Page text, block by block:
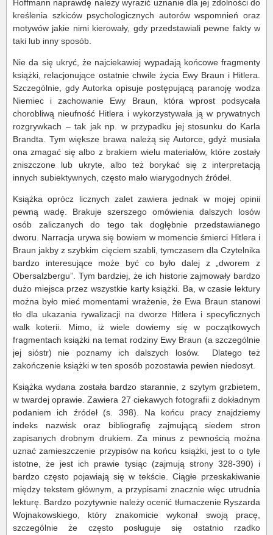
Hoffmann naprawdę należy wyrazić uznanie dla jej zdolności do
kreślenia szkiców psychologicznych autorów wspomnień oraz
motywów jakie nimi kierowały, gdy przedstawiali pewne fakty w
taki lub inny sposób.
Nie da się ukryć, że najciekawiej wypadają końcowe fragmenty
książki, relacjonujące ostatnie chwile życia Ewy Braun i Hitlera.
Szczególnie, gdy Autorka opisuje postępującą paranoję wodza
Niemiec i zachowanie Ewy Braun, która wprost podsycała
chorobliwą nieufność Hitlera i wykorzystywała ją w prywatnych
rozgrywkach – tak jak np. w przypadku jej stosunku do Karla
Brandta. Tym większe brawa należą się Autorce, gdyż musiała
ona zmagać się albo z brakiem wielu materiałów, które zostały
zniszczone lub ukryte, albo też borykać się z interpretacją
innych subiektywnych, często mało wiarygodnych źródeł.
Książka oprócz licznych zalet zawiera jednak w mojej opinii
pewną wadę. Brakuje szerszego omówienia dalszych losów
osób zaliczanych do tego tak dogłębnie przedstawianego
dworu. Narracja urywa się bowiem w momencie śmierci Hitlera i
Braun jakby z szybkim cięciem szabli, tymczasem dla Czytelnika
bardzo interesujące może być co było dalej z „dworem z
Obersalzbergu”. Tym bardziej, że ich historie zajmowały bardzo
dużo miejsca przez wszystkie karty książki. Ba, w czasie lektury
można było mieć momentami wrażenie, że Ewa Braun stanowi
tło dla ukazania rywalizacji na dworze Hitlera i specyficznych
walk koterii. Mimo, iż wiele dowiemy się w początkowych
fragmentach książki na temat rodziny Ewy Braun (a szczególnie
jej sióstr) nie poznamy ich dalszych losów. Dlatego też
zakończenie książki w ten sposób pozostawia pewien niedosyt.
Książka wydana została bardzo starannie, z szytym grzbietem,
w twardej oprawie. Zawiera 27 ciekawych fotografii z dokładnym
podaniem ich źródeł (s. 398). Na końcu pracy znajdziemy
indeks nazwisk oraz bibliografię zajmującą siedem stron
zapisanych drobnym drukiem. Za minus z pewnością można
uznać zamieszczenie przypisów na końcu książki, jest to o tyle
istotne, że jest ich prawie tysiąc (zajmują strony 328-390) i
bardzo często pojawiają się w tekście. Ciągłe przeskakiwanie
między tekstem głównym, a przypisami znacznie więc utrudnia
lekturę. Bardzo pozytywnie należy ocenić tłumaczenie Ryszarda
Wojnakowskiego, który znakomicie wykonał swoją pracę,
szczególnie że często posługuje się ostatnio rzadko